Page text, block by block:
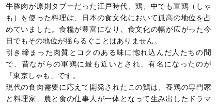
牛豚肉が原則タブーだった江戸時代、鶏、中でも軍鶏（しゃ
も）を使った料理は、日本の食文化において孤高の地位を占
めていました。食糧が豊富になり、食文化の幅が広がった今
日でもその地位が揺らるぐことはありません。
引き締まった肉質とコクのある味に惚れ込んだ人たちの間
で、昔ながらの軍鶏に最も近いとされ、有名になったのが
「東京しゃも」です。
現代の食肉需要に応えて開発されたこの鶏は、養鶏の専門家
と料理家、農と食の仕事人が一体となって生み出したドラマ